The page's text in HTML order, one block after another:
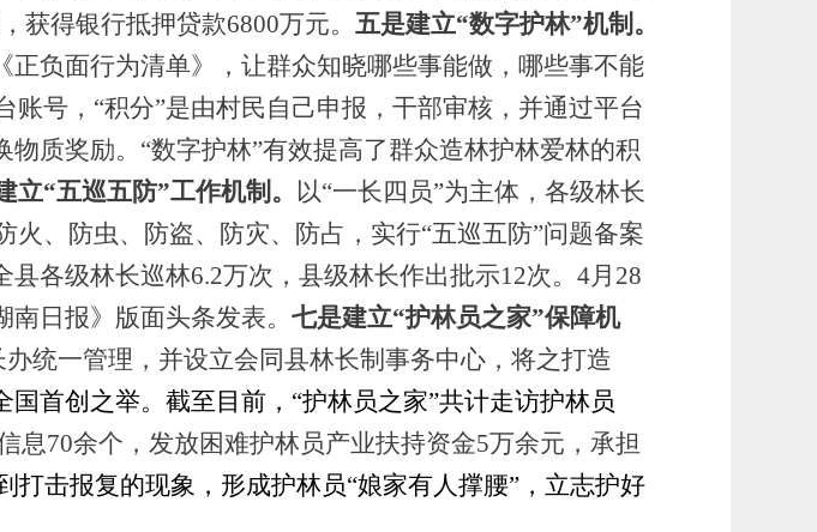
获得银行抵押贷款6800万元。 五是建立“数字护林”机制 。
正负面行为清单》，让群众知晓哪些事能做，哪些事不能
号，“积分”是由村民自己申报，干部审核，并通过平台
物质奖励。“数字护林”有效提高了群众造林护林爱林的积
立“五巡五防”工作机制 。 以“一长四 员”为主体，各级林长
火、防虫、防盗、防灾、防占 ， 实行“五巡五防”问题备案
县各级林长巡林6.2万次，县级林长作出批示12次。4月28
日报》版面头条发表。 七是建立“护林员之家”保障机
统一管理 ，并设立会同县林长制事务中心，将之打造
国首创之举。 截至目前， “护林员之家”共计走访护林员
息70余个，发放困难护林员产业扶持资金5万余元，承担
打击报复的现象，形成护林员“娘家有人撑腰”，立志护好